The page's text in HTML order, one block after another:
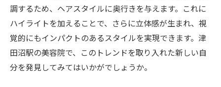
津田沼駅で見つける立体感あふれるハイライト
スタイル
津田沼駅でのハイライトの魅力を探る
髪に深みを与えるハイライトのテクニック
立体感を演出するハイライトの選び方
調するため、ヘアスタイルに奥行きを与えます。これに
ハイライトを加えることで、さらに立体感が生まれ、視
覚的にもインパクトのあるスタイルを実現できます。津
田沼駅の美容院で、このトレンドを取り入れた新しい自
分を発見してみてはいかがでしょうか。